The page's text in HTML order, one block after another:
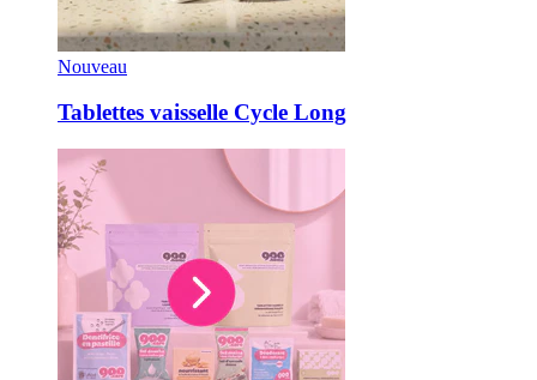
Nouveau
Tablettes vaisselle Cycle Long